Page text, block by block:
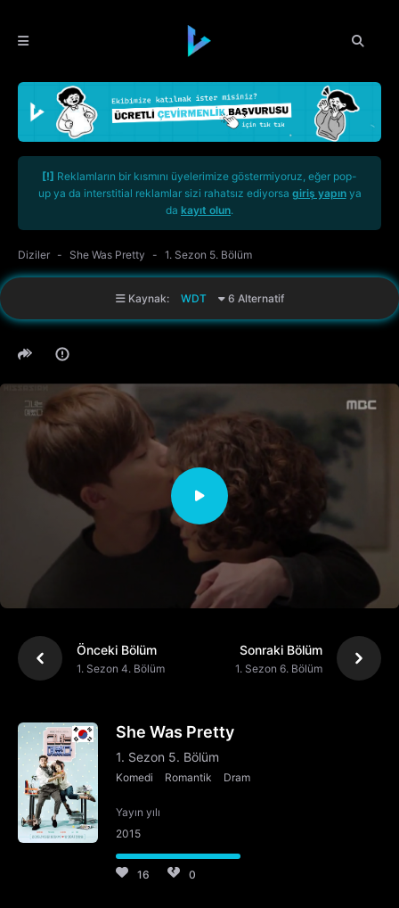
[!] Reklamların bir kısmını üyelerimize göstermiyoruz, eğer pop-
up ya da interstitial reklamlar sizi rahatsız ediyorsa giriş yapınya
da kayıt olun.
Diziler She Was Pretty 1. Sezon 5. Bölüm
Kaynak: WDT 6 Alternatif
Önceki Bölüm
1. Sezon 4. Bölüm
Sonraki Bölüm
1. Sezon 6. Bölüm
She Was Pretty
1. Sezon 5. Bölüm
Komedi Romantik Dram
Yayın yılı
2015
16 0